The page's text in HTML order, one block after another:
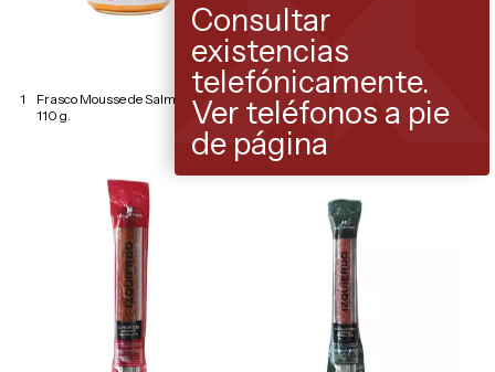
1
Frasco Mousse de Salmón MUI -
110 g.
Frasco Pepinillos con salsa
Teriyaki - RIOVERDE - 245 g.
Consultar
existencias
telefónicamente.
Ver teléfonos a pie
de página